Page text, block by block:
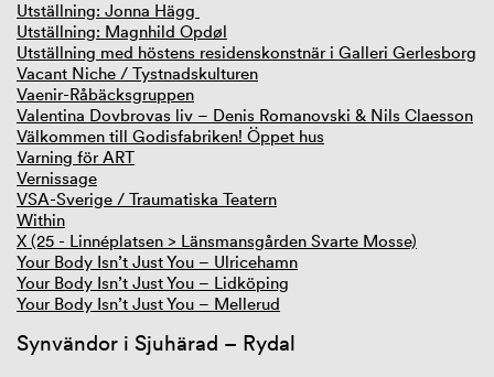
Utställning: Jonna Hägg
Utställning: Magnhild Opdøl
Utställning med höstens residenskonstnär i Galleri Gerlesborg
Vacant Niche / Tystnadskulturen
Vaenir-Råbäcksgruppen
Valentina Dovbrovas liv – Denis Romanovski & Nils Claesson
Välkommen till Godisfabriken! Öppet hus
Varning för ART
Vernissage
VSA-Sverige / Traumatiska Teatern
Within
X (25 - Linnéplatsen > Länsmansgården Svarte Mosse)
Your Body Isn’t Just You – Ulricehamn
Your Body Isn’t Just You – Lidköping
Your Body Isn’t Just You – Mellerud
Synvändor i Sjuhärad – Rydal